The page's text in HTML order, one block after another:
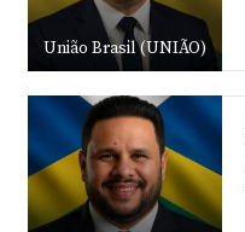
União Brasil (UNIÃO)